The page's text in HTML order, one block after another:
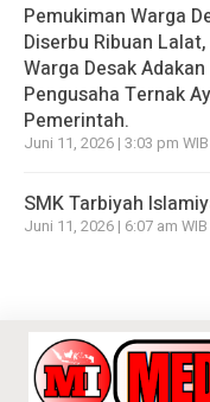
Pemukiman Warga
Diserbu Ribuan
Warga Desak
Pengusaha Ternak
Pemerintah.
Juni 11, 2026 | 3:03 pm WIB
SMK Tarbiyah
Juni 11, 2026 | 6:07 am WIB